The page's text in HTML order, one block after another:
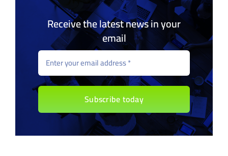
Receive the latest news in your
email
Subscribe today